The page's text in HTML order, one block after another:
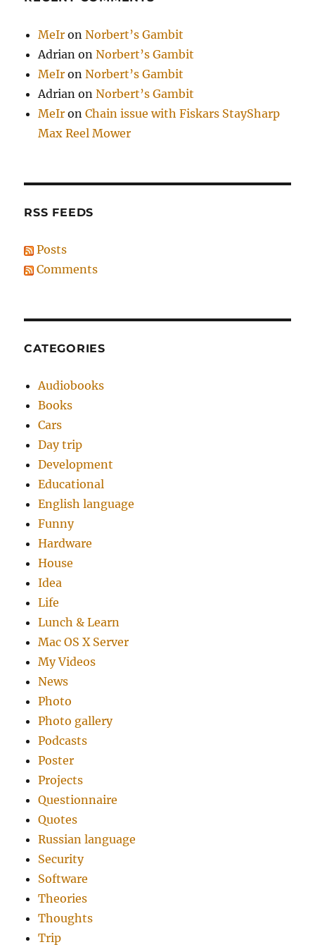
MeIr onNorbert’s Gambit
Adrian onNorbert’s Gambit
MeIr onNorbert’s Gambit
Adrian onNorbert’s Gambit
MeIr onChain issue with Fiskars StaySharp
Max Reel Mower
RSS FEEDS
Posts
Comments
CATEGORIES
Audiobooks
Books
Cars
Day trip
Development
Educational
English language
Funny
Hardware
House
Idea
Life
Lunch & Learn
Mac OS X Server
My Videos
News
Photo
Photo gallery
Podcasts
Poster
Projects
Questionnaire
Quotes
Russian language
Security
Software
Theories
Thoughts
Trip